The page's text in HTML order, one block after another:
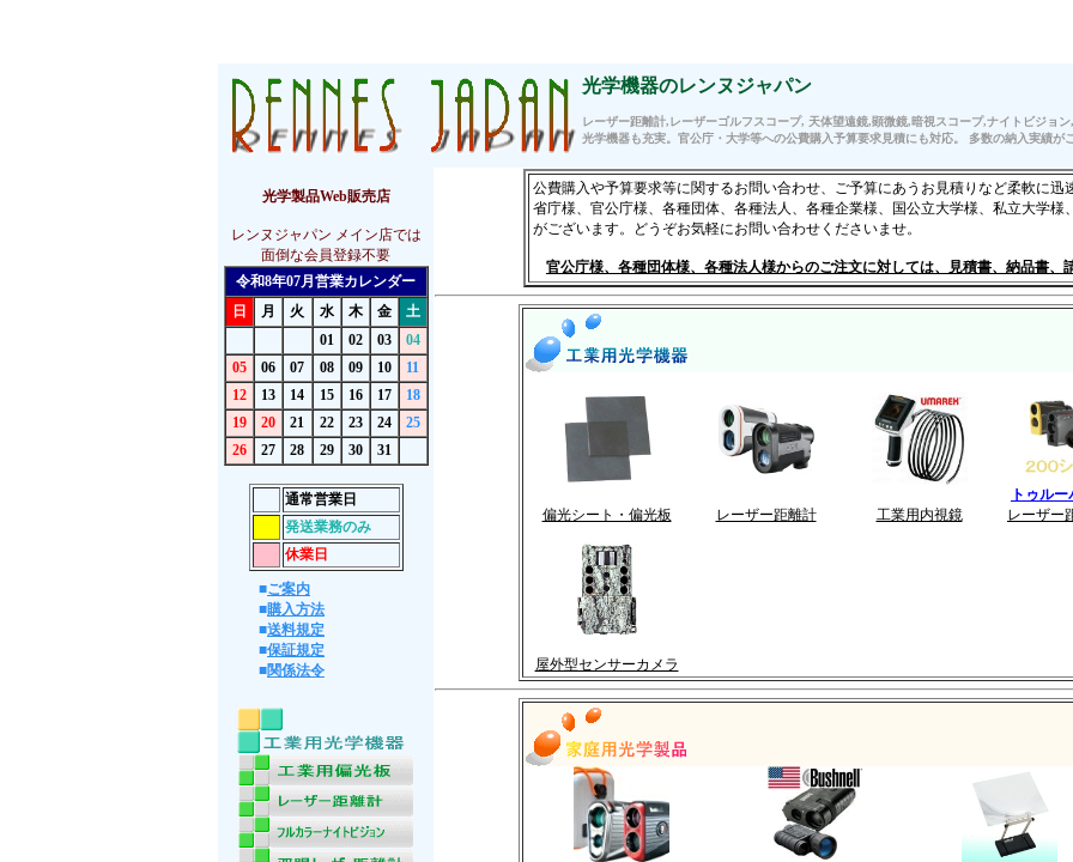
光学機器のレンヌジャパン
レーザー距離計,レーザーゴルフスコープ, 天体望遠鏡,顕微鏡,暗視スコープ,ナイトビジョ
光学機器も充実。官公庁・大学等への公費購入予算要求見積にも対応。 多数の納入実績が
光学製品Web販売店
レンヌジャパン メイン店では
面倒な会員登録不要
令和8年07月営業カレンダー
日
月 火 水 木 金
土
01
02 03
04
05
06 07 08 09 10
11
12
13 14 15 16 17
18
19
20 21 22 23 24
25
26
27 28 29 30 31
通常営業日
発送業務のみ
休業日
■ご案内
■購入方法
■送料規定
■保証規定
■関係法令
公費購入や予算要求等に関するお問い合わせ、ご予算にあうお見積りなど柔軟に迅
省庁様、官公庁様、各種団体、各種法人、各種企業様、国公立大学様、私立大学様
がございます。どうぞお気軽にお問い合わせくださいませ。
官公庁様、各種団体様、各種法人様からのご注文に対しては、見積書、納品書、
偏光シート・偏光板 レーザー距離計 工業用内視鏡
トゥル
レーザー
屋外型センサーカメラ